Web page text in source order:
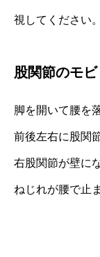
視してください。
股関節のモ
脚を開いて腰を
前後左右に股関
右股関節が壁に
ねじれが腰で止